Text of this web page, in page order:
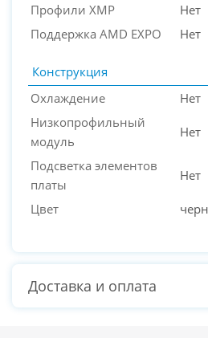
Профили XMP
Нет
Поддержка AMD EXPO
Нет
Конструкция
Охлаждение
Нет
Низкопрофильный
модуль
Нет
Подсветка элементов
платы
Нет
Цвет
Доставка и оплата